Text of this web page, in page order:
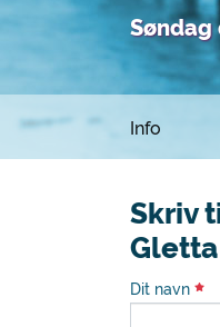
Info
Skriv
Gletta
Dit navn